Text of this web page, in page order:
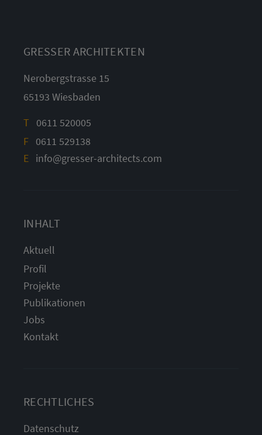
GRESSER ARCHITEKTEN
Nerobergstrasse 15
65193 Wiesbaden
T
0611 520005
F 0611 529138
E info@gresser-architects.com
INHALT
Aktuell
Profil
Projekte
Publikationen
Jobs
Kontakt
RECHTLICHES
Datenschutz